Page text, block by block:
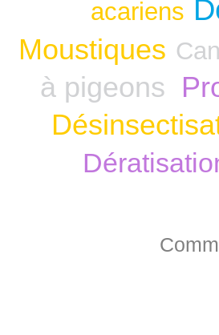
acariens
Moustiques
à pigeons